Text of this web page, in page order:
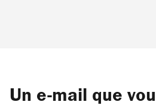
Un e-mail que